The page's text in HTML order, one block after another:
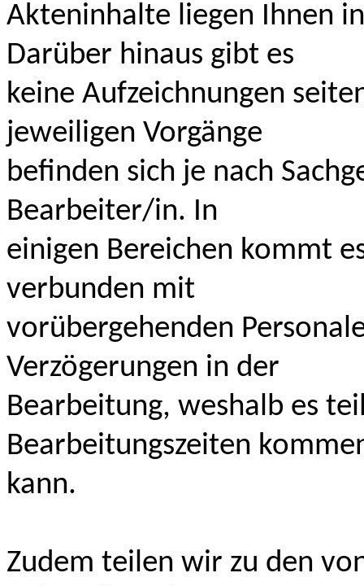
Akteninhalte liegen Ihnen
Darüber hinaus gibt es
keine Aufzeichnungen
jeweiligen Vorgänge
befinden sich je nach
Bearbeiter/in. In
einigen Bereichen kommt
verbunden mit
vorübergehenden
Verzögerungen in der
Bearbeitung, weshalb es
Bearbeitungszeiten
kann.
Zudem teilen wir zu den